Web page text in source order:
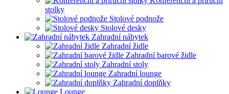
stolky
Stolové podnože
Stolové desky
Zahradní nábytek
Zahradní židle
Zahradní barové židle
Zahradní stoly
Zahradní lounge
Zahradní doplňky
Lounge